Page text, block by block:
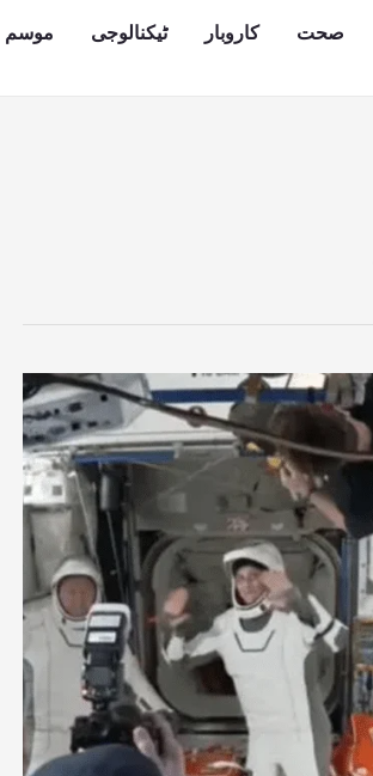
صحت کاروبار ٹیکنالوجی موسم